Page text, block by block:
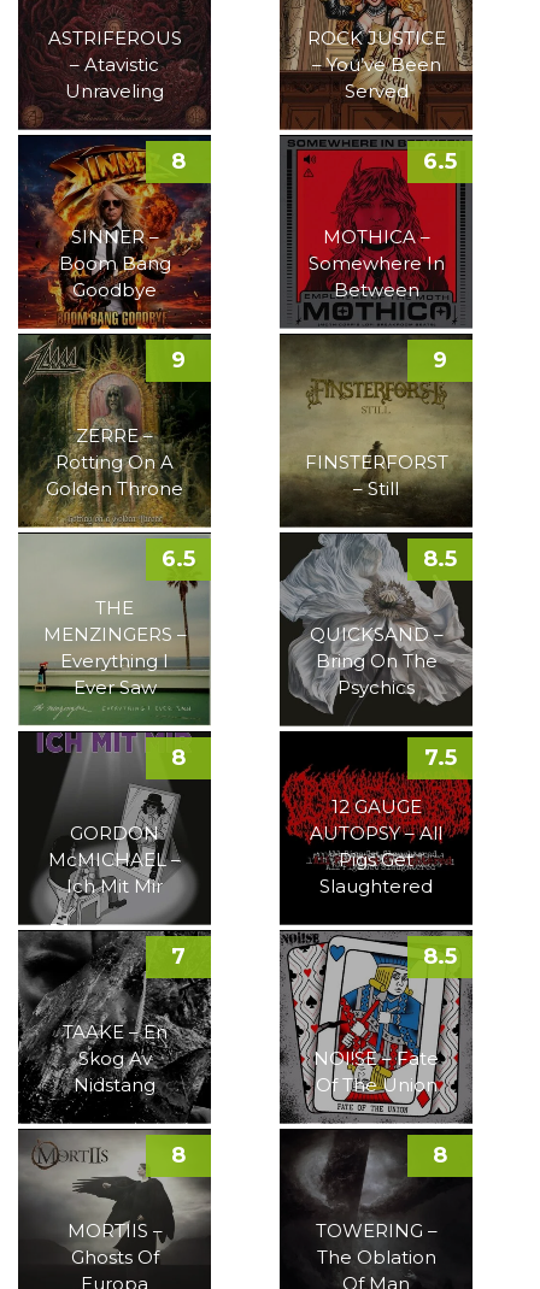
ASTRIFEROUS
– Atavistic
Unraveling
ROCK JUSTICE
– You’ve Been
Served
SINNER –
Boom Bang
Goodbye
8
MOTHICA –
Somewhere In
Between
6.5
ZERRE –
Rotting On A
Golden Throne
9
FINSTERFORST
– Still
9
THE
MENZINGERS –
Everything I
Ever Saw
6.5
QUICKSAND –
Bring On The
Psychics
8.5
GORDON
McMICHAEL –
Ich Mit Mir
8
12 GAUGE
AUTOPSY – All
Pigs Get
Slaughtered
7.5
TAAKE – En
Skog Av
Nidstang
7
NOI!SE – Fate
Of The Union
8.5
MORTIIS –
Ghosts Of
Europa
8
TOWERING –
The Oblation
Of Man
8